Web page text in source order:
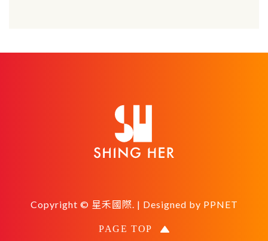
Copyright © 星禾國際. | Designed by PPNET